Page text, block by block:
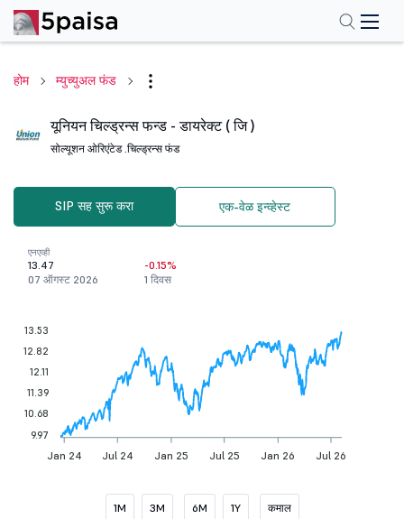
होम म्युच्युअल फंड
यूनियन चिल्ड्रन्स फन्ड - डायरेक्ट ( जि )
सोल्यूशन ओरिएंटेड .चिल्ड्रन्स फंड
SIP सह सुरू करा एक-वेळ इन्व्हेस्ट
एनएव्ही
13.47
07 ऑगस्ट 2026
-0.15%
1 दिवस
Jan 24 Jul 24 Jan 25 Jul 25 Jan 26 Jul 26
13.53
12.82
12.11
11.39
10.68
9.97
1M 3M 6M 1Y कमाल